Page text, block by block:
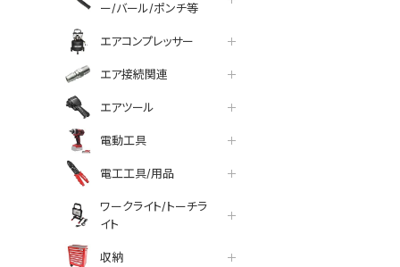
ー/バール/ポンチ等
エアコンプレッサー
エア接続関連
エアツール
電動工具
電工工具/用品
ワークライト/トーチラ
イト
収納